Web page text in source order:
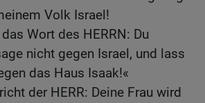
Volk Israel!
Wort des HERRN: Du
nicht gegen Israel, und lass
das Haus Isaak!«
der HERR: Deine Frau wird